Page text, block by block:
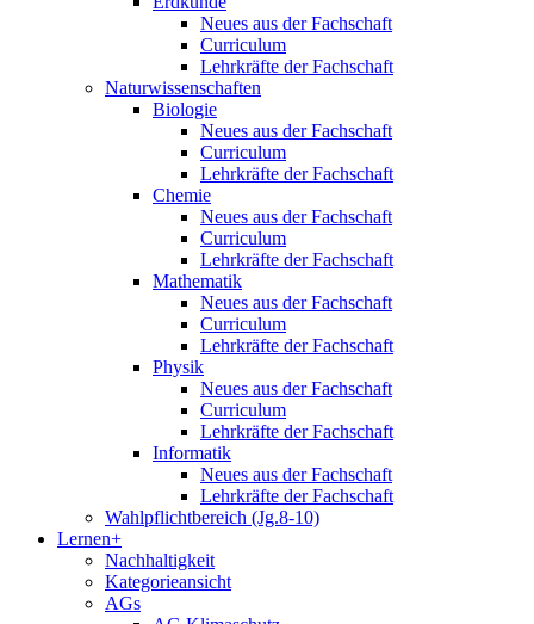
Neues aus der Fachschaft
Curriculum
Lehrkräfte der Fachschaft
Naturwissenschaften
Biologie
Neues aus der Fachschaft
Curriculum
Lehrkräfte der Fachschaft
Chemie
Neues aus der Fachschaft
Curriculum
Lehrkräfte der Fachschaft
Mathematik
Neues aus der Fachschaft
Curriculum
Lehrkräfte der Fachschaft
Physik
Neues aus der Fachschaft
Curriculum
Lehrkräfte der Fachschaft
Informatik
Neues aus der Fachschaft
Lehrkräfte der Fachschaft
Wahlpflichtbereich (Jg.8-10)
Lernen+
Nachhaltigkeit
Kategorieansicht
AGs